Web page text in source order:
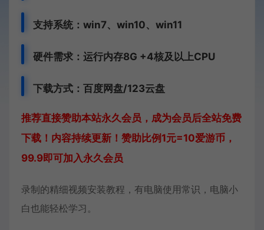
支持系统：win7、win10、win11
硬件需求：运行内存8G +4核及以上CPU
下载方式： 百度网盘/123云盘
推荐直接赞助本站永久会员，成为会员后全站免费
下载！内容持续更新！赞助比例1元=10爱游币，
99.9即可加入永久会员
录制的精细视频安装教程，有电脑使用常识，电脑小
白也能轻松学习。